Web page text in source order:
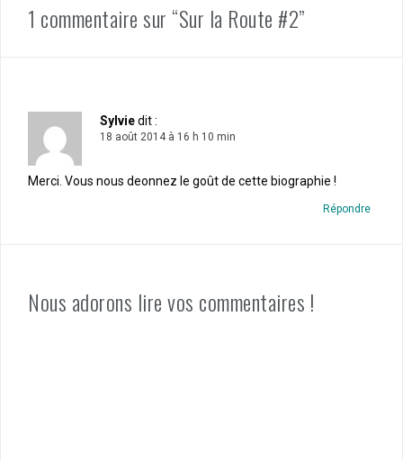
1 commentaire sur “Sur la Route #2”
Sylviedit :
18 août 2014 à 16 h 10 min
Merci. Vous nous deonnez le goût de cette biographie !
Répondre
Nous adorons lire vos commentaires !